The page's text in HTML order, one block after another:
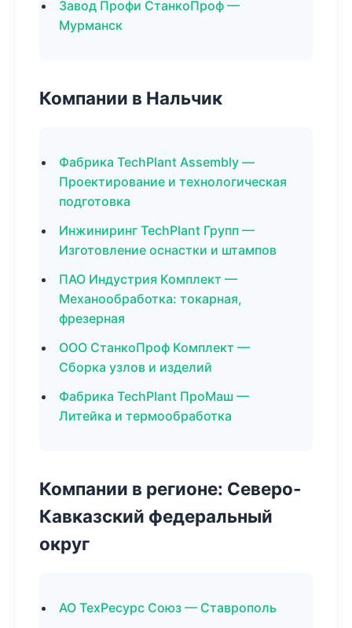
Завод Профи СтанкоПроф —
Мурманск
Компании в Нальчик
Фабрика TechPlant Assembly —
Проектирование и технологическая
подготовка
Инжиниринг TechPlant Групп —
Изготовление оснастки и штампов
ПАО Индустрия Комплект —
Механообработка: токарная,
фрезерная
ООО СтанкоПроф Комплект —
Сборка узлов и изделий
Фабрика TechPlant ПроМаш —
Литейка и термообработка
Компании в регионе: Северо-
Кавказский федеральный
округ
АО ТехРесурс Союз — Ставрополь